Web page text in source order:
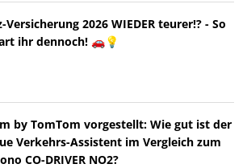
Versicherung 2026 WIEDER teurer!? - So
ihr dennoch! 🚗💡
by TomTom vorgestellt: Wie gut ist der
Verkehrs-Assistent im Vergleich zum
CO-DRIVER NO2?